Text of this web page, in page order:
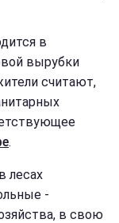
в
вырубки
считают,
.
лесах
-
в свою